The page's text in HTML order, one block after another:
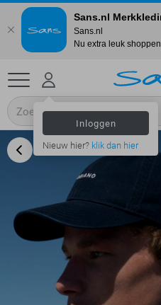
Inloggen
Nieuw hier? klik dan hier
Sans.nl
Sans.nl
Nu extra leuk